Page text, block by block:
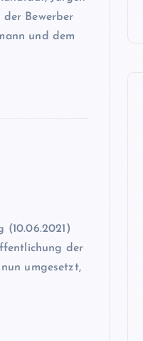
Bewerber
und dem
der
umgesetzt,